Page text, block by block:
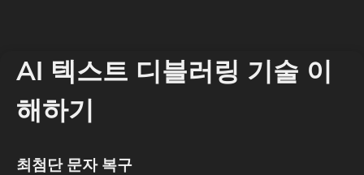
AI 텍스트 디블러링 기술 이
해하기
최첨단 문자 복구